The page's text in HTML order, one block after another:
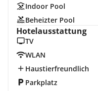
Indoor Pool
Beheizter Pool
Hotelausstattung
TV
WLAN
Haustierfreundlich
Parkplatz